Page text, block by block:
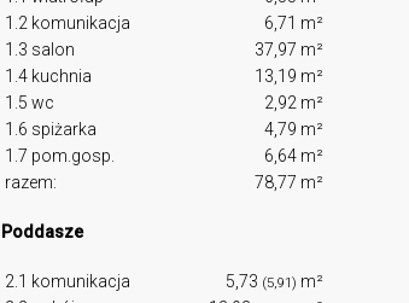
1.2 komunikacja
6,71 m²
1.3 salon
37,97 m²
1.4 kuchnia
13,19 m²
1.5 wc
2,92 m²
1.6 spiżarka
4,79 m²
1.7 pom.gosp.
6,64 m²
razem:
78,77 m²
Poddasze
2.1 komunikacja 5,73 (5,91) m²